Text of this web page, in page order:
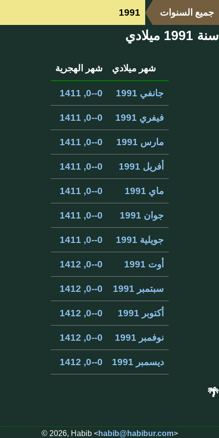
جميع السنوات 1991
سنة 1991 ميلادي
شهر ميلادي شهر الهجرية
جانفي 1991 0--0, 1411
فيفري 1991 0--0, 1411
مارس 1991 0--0, 1411
أفريل 1991 0--0, 1411
ماي 1991 0--0, 1411
جوان 1991 0--0, 1411
جويلية 1991 0--0, 1411
أوت 1991 0--0, 1412
سبتمبر 1991 0--0, 1412
أكتوبر 1991 0--0, 1412
نوفمبر 1991 0--0, 1412
ديسمبر 1991 0--0, 1412
🌴
© 2026, Habib <habib@habibur.com>